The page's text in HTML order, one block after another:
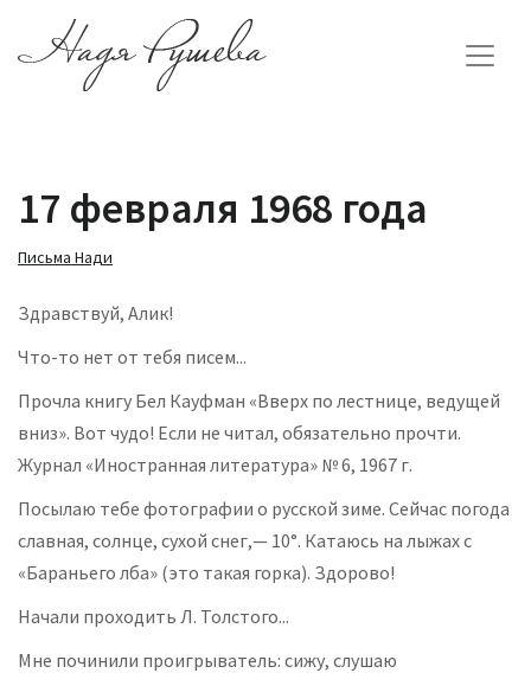
17 февраля 1968 года
Письма Нади
Здравствуй, Алик!
Что-то нет от тебя писем...
Прочла книгу Бел Кауфман «Вверх по лестнице, ведущей
вниз». Вот чудо! Если не читал, обязательно прочти.
Журнал «Иностранная литература» № 6, 1967 г.
Посылаю тебе фотографии о русской зиме. Сейчас погода
славная, солнце, сухой снег,— 10°. Катаюсь на лыжах с
«Бараньего лба» (это такая горка). Здорово!
Начали проходить Л. Толстого...
Мне починили проигрыватель: сижу, слушаю